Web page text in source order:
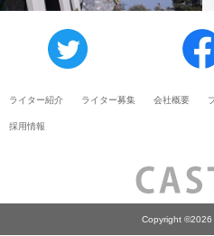
ライター紹介 ライター募集 会社概要
採用情報
Copyright ©2026